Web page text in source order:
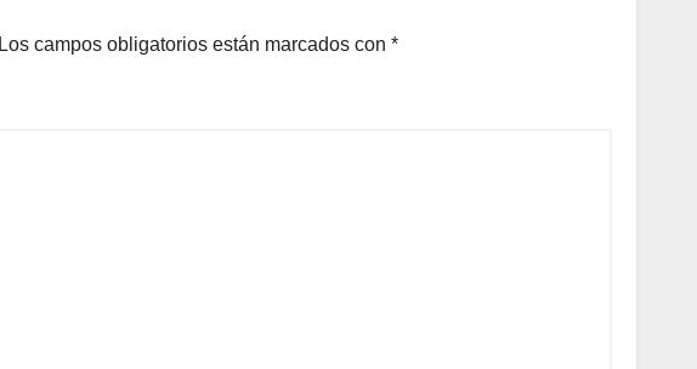
Los campos obligatorios están marcados con *